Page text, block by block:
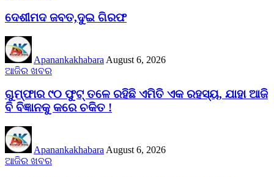
ଦେଶୀମଦ ଜବତ,ଦୁଇ ଗିରଫ
Apanankakhabara August 6, 2026
ଆଜିର ଖବର
ଗୁମ୍ଫାର ୯୦ ଫୁଟ୍ ତଳେ ରହିଛି ଏମିତି ଏକ ରହସ୍ୟ, ଯାହା ଆଜି
ବି ବିଜ୍ଞାନକୁ କରେ ଚକିତ !
Apanankakhabara August 6, 2026
ଆଜିର ଖବର